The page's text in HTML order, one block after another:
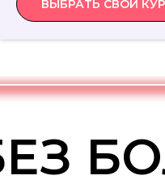
ВЫБРАТЬ СВОЙ